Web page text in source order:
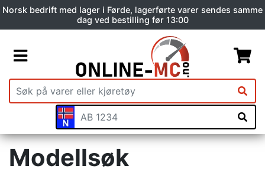
Norsk bedrift med lager i Førde, lagerførte varer sendes samme
dag ved bestilling før 13:00
Modellsøk